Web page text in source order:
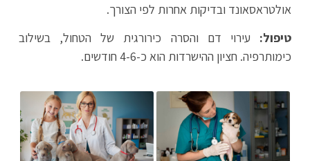
אולטראסאונד ובדיקות אחרות לפי הצורך.
טיפול: עירוי דם והסרה כירורגית של הטחול, בשילוב
כימותרפיה. חציון ההישרדות הוא כ-4-6 חודשים.